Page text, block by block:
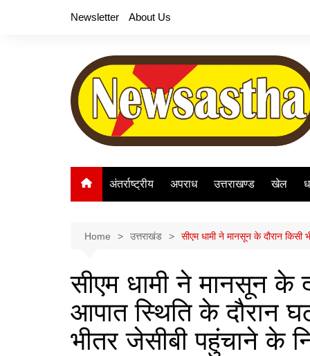
Newsletter About Us
अंतर्राष्ट्रीय अपराध उत्तराखण्ड खेल
Home उत्तराखंड सीएम धामी ने मानसून के दौरान
सीएम धामी ने मानसून के
आपात स्थिति के दौरान
भीतर जेसीबी पहुंचाने के